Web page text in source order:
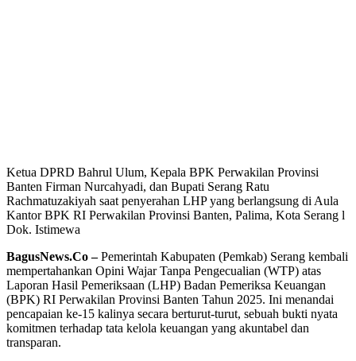
Ketua DPRD Bahrul Ulum, Kepala BPK Perwakilan Provinsi
Banten Firman Nurcahyadi, dan Bupati Serang Ratu
Rachmatuzakiyah saat penyerahan LHP yang berlangsung di Aula
Kantor BPK RI Perwakilan Provinsi Banten, Palima, Kota Serang l
Dok. Istimewa
BagusNews.Co –Pemerintah Kabupaten (Pemkab) Serang kembali
mempertahankan Opini Wajar Tanpa Pengecualian (WTP) atas
Laporan Hasil Pemeriksaan (LHP) Badan Pemeriksa Keuangan
(BPK) RI Perwakilan Provinsi Banten Tahun 2025. Ini menandai
pencapaian ke-15 kalinya secara berturut-turut, sebuah bukti nyata
komitmen terhadap tata kelola keuangan yang akuntabel dan
transparan.